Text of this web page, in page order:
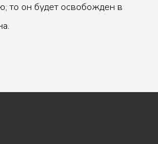
то он будет освобожден в